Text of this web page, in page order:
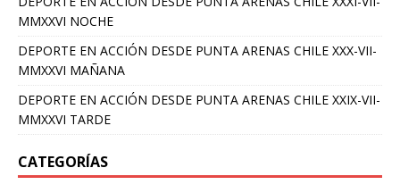
MMXXVI NOCHE
DEPORTE EN ACCIÓN DESDE PUNTA ARENAS CHILE XXX-VII-
MMXXVI MAÑANA
DEPORTE EN ACCIÓN DESDE PUNTA ARENAS CHILE XXIX-VII-
MMXXVI TARDE
CATEGORÍAS